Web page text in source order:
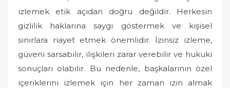
izlemek etik açıdan doğru değildir. Herkesin
gizlilik haklarına saygı göstermek ve kişisel
sınırlara riayet etmek önemlidir. İzinsiz izleme,
güveni sarsabilir, ilişkileri zarar verebilir ve hukuki
sonuçları olabilir. Bu nedenle, başkalarının özel
içeriklerini izlemek için her zaman izin almak